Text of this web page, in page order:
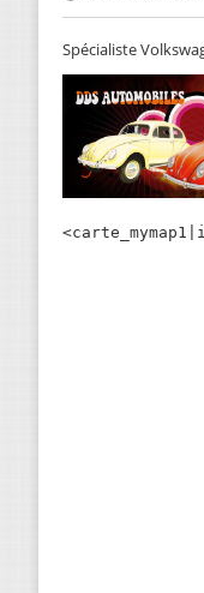
Spécialiste